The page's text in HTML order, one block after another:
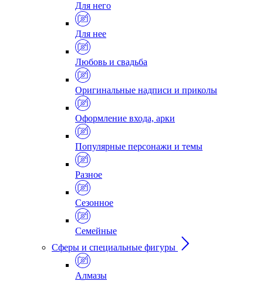
Для него
Для нее
Любовь и свадьба
Оригинальные надписи и приколы
Оформление входа, арки
Популярные персонажи и темы
Разное
Сезонное
Семейные
Сферы и специальные фигуры
Алмазы